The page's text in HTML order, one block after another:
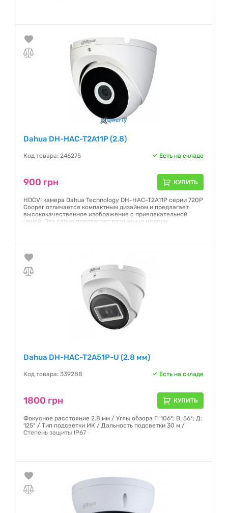
Dahua DH-HAC-T2A11P (2.8)
Код товара: 246275 Есть на складе
900 грн КУПИТЬ
HDCVI камера Dahua Technology DH-HAC-T2A11P серии 720P
Cooper отличается компактным дизайном и предлагает
высококачественное изображение с привлекательной
ценой. Эта серия предлагает различные модели
гибкость и высокая экономическая эффективность делают
Dahua DH-HAC-T2A51P-U (2.8 мм)
Код товара: 339288 Есть на складе
1800 грн КУПИТЬ
Фокусное расстояние 2.8 мм / Углы обзора Г: 106°; В: 56°; Д:
125° / Тип подсветки ИК / Дальность подсветки 30 м /
Степень защиты IP67